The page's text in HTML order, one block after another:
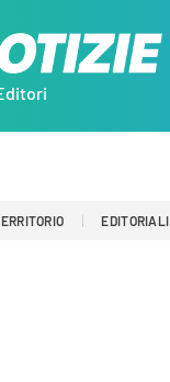
EDITORIALI